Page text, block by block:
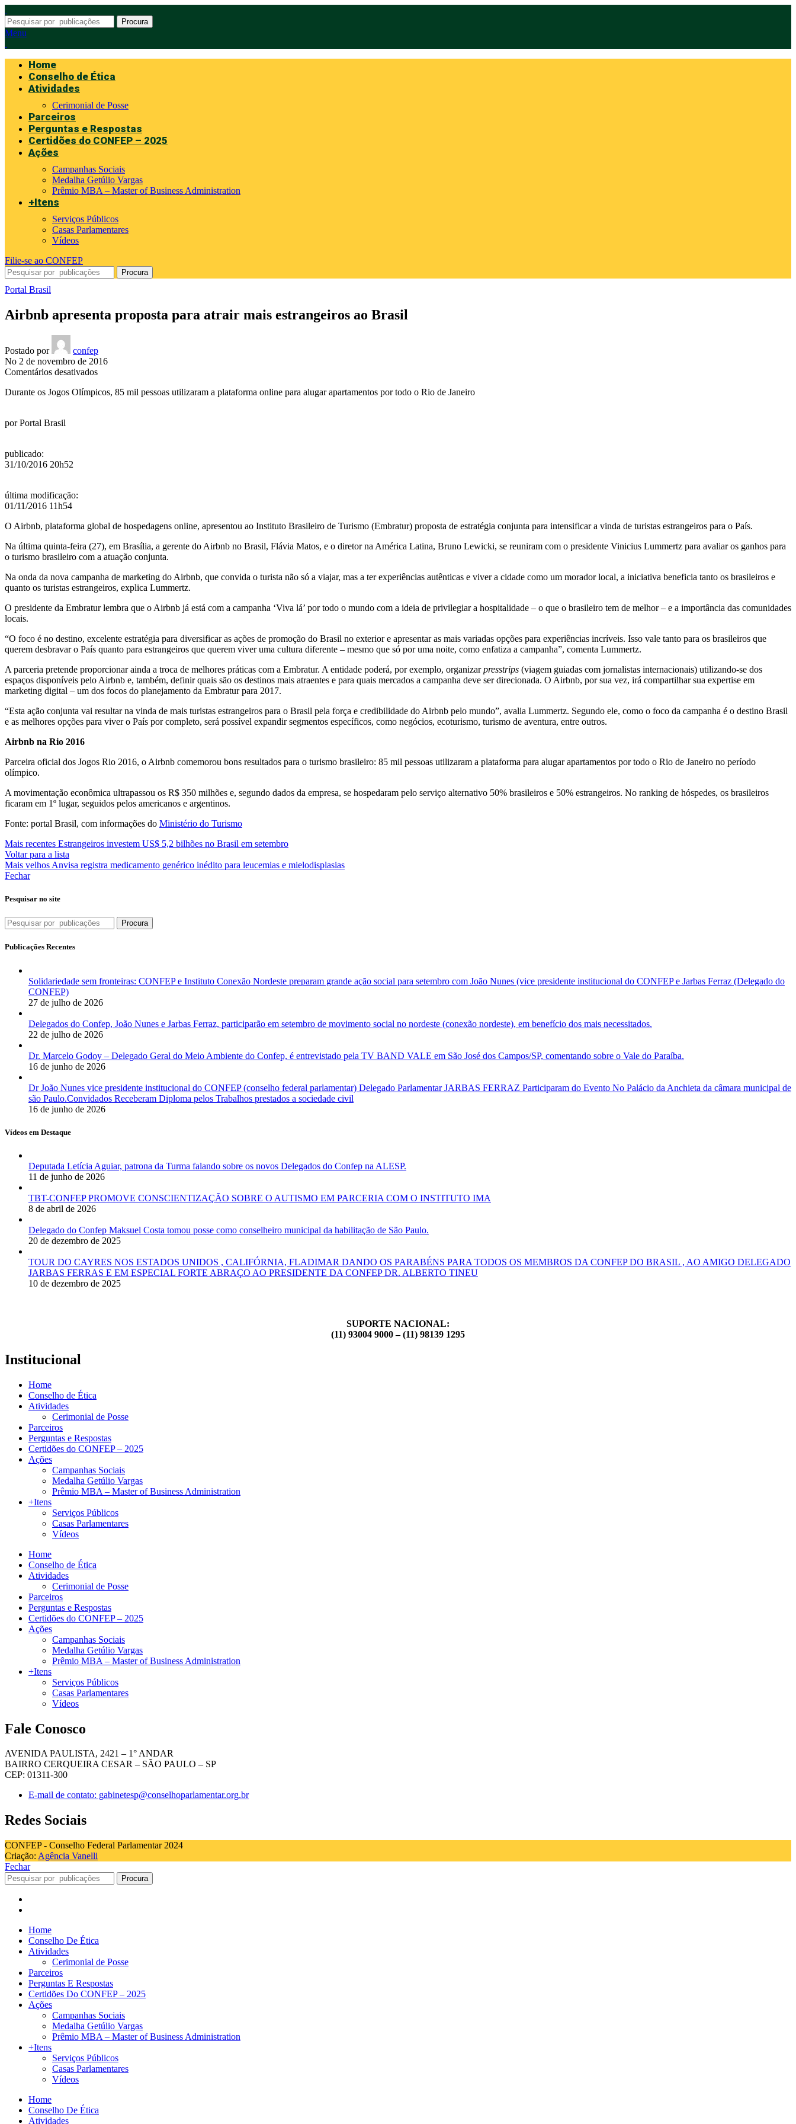
Procura
Menu
Home
Conselho de Ética
Atividades
Cerimonial de Posse
Parceiros
Perguntas e Respostas
Certidões do CONFEP – 2025
Ações
Campanhas Sociais
Medalha Getúlio Vargas
Prêmio MBA – Master of Business Administration
+Itens
Serviços Públicos
Casas Parlamentares
Vídeos
Filie-se ao CONFEP
Procura
Portal Brasil
Airbnb apresenta proposta para atrair mais estrangeiros ao Brasil
Postado por
confep
No 2 de novembro de 2016
Comentários desativadosem
apresenta
Durante os Jogos Olímpicos, 85 mil pessoas utilizaram a plataforma online para alugar apartamentos por todo o Rio de Janeiro
porPortal Brasil
publicado:
31/10/2016 20h52
última modificação:
01/11/2016 11h54
O Airbnb, plataforma global de hospedagens online, apresentou ao Instituto Brasileiro de Turismo (Embratur) proposta de estratégia conjunta para intensificar a vinda de turistas estrangeiros para o País.
Na última quinta-feira (27), em Brasília, a gerente do Airbnb no Brasil, Flávia Matos, e o diretor na América Latina, Bruno Lewicki, se reuniram com o presidente Vinicius Lummertz para avaliar os ganhos para
o turismo brasileiro com a atuação conjunta.
Na onda da nova campanha de marketing do Airbnb, que convida o turista não só a viajar, mas a ter experiências autênticas e viver a cidade como um morador local, a iniciativa beneficia tanto os brasileiros e
quanto os turistas estrangeiros, explica Lummertz.
O presidente da Embratur lembra que o Airbnb já está com a campanha ‘Viva lá’ por todo o mundo com a ideia de privilegiar a hospitalidade – o que o brasileiro tem de melhor – e a importância das comunidades
locais.
“O foco é no destino, excelente estratégia para diversificar as ações de promoção do Brasil no exterior e apresentar as mais variadas opções para experiências incríveis. Isso vale tanto para os brasileiros que
querem desbravar o País quanto para estrangeiros que querem viver uma cultura diferente – mesmo que só por uma noite, como enfatiza a campanha”, comenta Lummertz.
A parceria pretende proporcionar ainda a troca de melhores práticas com a Embratur. A entidade poderá, por exemplo, organizarpresstrips (viagem guiadas com jornalistas internacionais) utilizando-se dos
espaços disponíveis pelo Airbnb e, também, definir quais são os destinos mais atraentes e para quais mercados a campanha deve ser direcionada. O Airbnb, por sua vez, irá compartilhar sua expertise em
marketing digital – um dos focos do planejamento da Embratur para 2017.
“Esta ação conjunta vai resultar na vinda de mais turistas estrangeiros para o Brasil pela força e credibilidade do Airbnb pelo mundo”, avalia Lummertz. Segundo ele, como o foco da campanha é o destino Brasil
e as melhores opções para viver o País por completo, será possível expandir segmentos específicos, como negócios, ecoturismo, turismo de aventura, entre outros.
Airbnb na Rio 2016
Parceira oficial dos Jogos Rio 2016, o Airbnb comemorou bons resultados para o turismo brasileiro: 85 mil pessoas utilizaram a plataforma para alugar apartamentos por todo o Rio de Janeiro no período
olímpico.
A movimentação econômica ultrapassou os R$ 350 milhões e, segundo dados da empresa, se hospedaram pelo serviço alternativo 50% brasileiros e 50% estrangeiros. No ranking de hóspedes, os brasileiros
ficaram em 1º lugar, seguidos pelos americanos e argentinos.
Fonte: portal Brasil, com informações do Ministério do Turismo
Mais recentes Estrangeiros investem US$ 5,2 bilhões no Brasil em setembro
Voltar para a lista
Mais velhos Anvisa registra medicamento genérico inédito para leucemias e mielodisplasias
Fechar
Pesquisar no site
Procura
Publicações Recentes
Solidariedade sem fronteiras: CONFEP e Instituto Conexão Nordeste preparam grande ação social para setembro com João Nunes (vice presidente institucional do CONFEP e Jarbas Ferraz (Delegado do
CONFEP)
27 de julho de 2026
Delegados do Confep, João Nunes e Jarbas Ferraz, participarão em setembro de movimento social no nordeste (conexão nordeste), em benefício dos mais necessitados.
22 de julho de 2026
Dr. Marcelo Godoy – Delegado Geral do Meio Ambiente do Confep, é entrevistado pela TV BAND VALE em São José dos Campos/SP, comentando sobre o Vale do Paraíba.
16 de junho de 2026
Dr João Nunes vice presidente institucional do CONFEP (conselho federal parlamentar) Delegado Parlamentar JARBAS FERRAZ Participaram do Evento No Palácio da Anchieta da câmara municipal de
são Paulo.Convidados Receberam Diploma pelos Trabalhos prestados a sociedade civil
16 de junho de 2026
Vídeos em Destaque
Deputada Letícia Aguiar, patrona da Turma falando sobre os novos Delegados do Confep na ALESP.
11 de junho de 2026
TBT-CONFEP PROMOVE CONSCIENTIZAÇÃO SOBRE O AUTISMO EM PARCERIA COM O INSTITUTO IMA
8 de abril de 2026
Delegado do Confep Maksuel Costa tomou posse como conselheiro municipal da habilitação de São Paulo.
20 de dezembro de 2025
TOUR DO CAYRES NOS ESTADOS UNIDOS , CALIFÓRNIA, FLADIMAR DANDO OS PARABÉNS PARA TODOS OS MEMBROS DA CONFEP DO BRASIL , AO AMIGO DELEGADO
JARBAS FERRAS E EM ESPECIAL FORTE ABRAÇO AO PRESIDENTE DA CONFEP DR. ALBERTO TINEU
10 de dezembro de 2025
SUPORTE NACIONAL:
(11) 93004 9000 – (11) 98139 1295
Institucional
Home
Conselho de Ética
Atividades
Cerimonial de Posse
Parceiros
Perguntas e Respostas
Certidões do CONFEP – 2025
Ações
Campanhas Sociais
Medalha Getúlio Vargas
Prêmio MBA – Master of Business Administration
+Itens
Serviços Públicos
Casas Parlamentares
Vídeos
Home
Conselho de Ética
Atividades
Cerimonial de Posse
Parceiros
Perguntas e Respostas
Certidões do CONFEP – 2025
Ações
Campanhas Sociais
Medalha Getúlio Vargas
Prêmio MBA – Master of Business Administration
+Itens
Serviços Públicos
Casas Parlamentares
Vídeos
Fale Conosco
AVENIDA PAULISTA, 2421 – 1° ANDAR
BAIRRO CERQUEIRA CESAR – SÃO PAULO – SP
CEP: 01311-300
E-mail de contato: gabinetesp@conselhoparlamentar.org.br
Redes Sociais
CONFEP - Conselho Federal Parlamentar 2024
Criação: Agência Vanelli
Fechar
Procura
Home
Conselho De Ética
Atividades
Cerimonial de Posse
Parceiros
Perguntas E Respostas
Certidões Do CONFEP – 2025
Ações
Campanhas Sociais
Medalha Getúlio Vargas
Prêmio MBA – Master of Business Administration
+Itens
Serviços Públicos
Casas Parlamentares
Vídeos
Home
Conselho De Ética
Atividades